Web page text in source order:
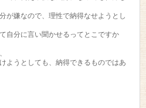
が嫌なので、理性で納得なせようとし
自分に言い聞かせるってとこですか
ようとしても、納得できるものではあ